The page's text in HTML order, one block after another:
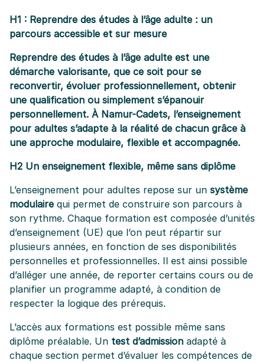
PARTENAIRES
CONTACT
H1 : Reprendre des études à l’âge adulte : un
parcours accessible et sur mesure
Reprendre des études à l’âge adulte est une
démarche valorisante, que ce soit pour se
reconvertir, évoluer professionnellement, obtenir
une qualification ou simplement s’épanouir
personnellement. À Namur-Cadets, l’enseignement
pour adultes s’adapte à la réalité de chacun grâce à
une approche modulaire, flexible et accompagnée.
H2 Un enseignement flexible, même sans diplôme
L’enseignement pour adultes repose sur un système
modulaire qui permet de construire son parcours à
son rythme. Chaque formation est composée d’unités
d’enseignement (UE) que l’on peut répartir sur
plusieurs années, en fonction de ses disponibilités
personnelles et professionnelles. Il est ainsi possible
d’alléger une année, de reporter certains cours ou de
planifier un programme adapté, à condition de
respecter la logique des prérequis.
L’accès aux formations est possible même sans
diplôme préalable. Un test d’admission adapté à
chaque section permet d’évaluer les compétences de